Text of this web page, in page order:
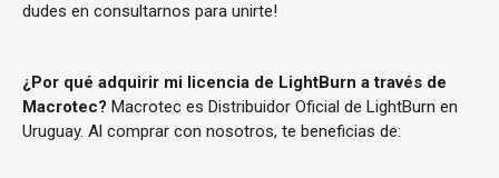
dudes en consultarnos para unirte!
¿Por qué adquirir mi licencia de LightBurn a través de
Macrotec? Macrotec es Distribuidor Oficial de LightBurn en
Uruguay. Al comprar con nosotros, te beneficias de: